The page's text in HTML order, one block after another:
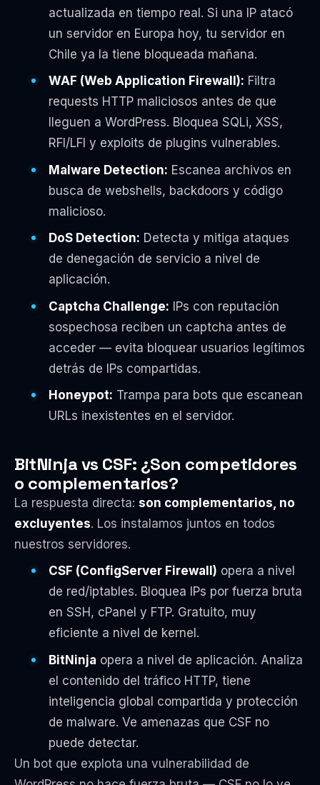
actualizada en tiempo real. Si una IP atacó
un servidor en Europa hoy, tu servidor en
Chile ya la tiene bloqueada mañana.
WAF (Web Application Firewall): Filtra
requests HTTP maliciosos antes de que
lleguen a WordPress. Bloquea SQLi, XSS,
RFI/LFI y exploits de plugins vulnerables.
Malware Detection: Escanea archivos en
busca de webshells, backdoors y código
malicioso.
DoS Detection: Detecta y mitiga ataques
de denegación de servicio a nivel de
aplicación.
Captcha Challenge: IPs con reputación
sospechosa reciben un captcha antes de
acceder — evita bloquear usuarios legítimos
detrás de IPs compartidas.
Honeypot: Trampa para bots que escanean
URLs inexistentes en el servidor.
BitNinja vs CSF: ¿Son competidores
o complementarios?
La respuesta directa: son complementarios, no
excluyentes. Los instalamos juntos en todos
nuestros servidores.
CSF (ConfigServer Firewall) opera a nivel
de red/iptables. Bloquea IPs por fuerza bruta
en SSH, cPanel y FTP. Gratuito, muy
eficiente a nivel de kernel.
BitNinja opera a nivel de aplicación. Analiza
el contenido del tráfico HTTP, tiene
inteligencia global compartida y protección
de malware. Ve amenazas que CSF no
puede detectar.
Un bot que explota una vulnerabilidad de